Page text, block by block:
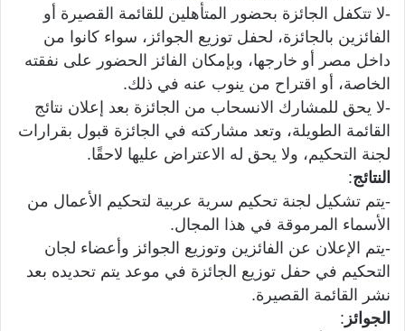
-لا تتكفل الجائزة بحضور المتأهلين للقائمة القصيرة أو
الفائزين بالجائزة، لحفل توزيع الجوائز، سواء كانوا من
داخل مصر أو خارجها، وبإمكان الفائز الحضور على نفقته
الخاصة، أو اقتراح من ينوب عنه في ذلك.
-لا يحق للمشارك الانسحاب من الجائزة بعد إعلان نتائج
القائمة الطويلة، وتعد مشاركته في الجائزة قبول بقرارات
لجنة التحكيم، ولا يحق له الاعتراض عليها لاحقًا.
النتائج:
-يتم تشكيل لجنة تحكيم سرية عربية لتحكيم الأعمال من
الأسماء المرموقة في هذا المجال.
-يتم الإعلان عن الفائزين وتوزيع الجوائز وأعضاء لجان
التحكيم في حفل توزيع الجائزة في موعد يتم تحديده بعد
نشر القائمة القصيرة.
الجوائز :